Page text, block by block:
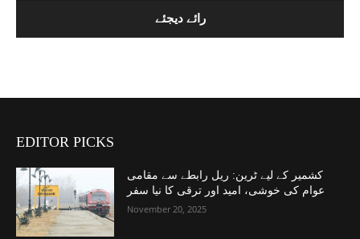
EDITOR PICKS
کشمیر کے لیے ٹرین: ریل رابطے سے مقامی
عوام کی خوشی، امید اور ترقی کا نیا سفر
November 20, 2025